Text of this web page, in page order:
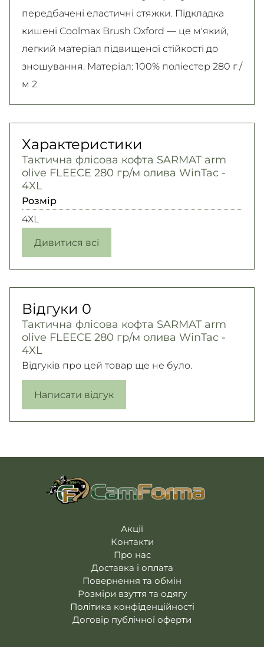
передбачені еластичні стяжки. Підкладка
кишені Coolmax Brush Oxford — це м'який,
легкий матеріал підвищеної стійкості до
зношування. Матеріал: 100% поліестер 280 г /
м 2.
Характеристики
Тактична флісова кофта SARMAT arm
olive FLEECE 280 гр/м олива WinTac -
4XL
Розмір
4XL
Дивитися всі
Відгуки 0
Тактична флісова кофта SARMAT arm
olive FLEECE 280 гр/м олива WinTac -
4XL
Відгуків про цей товар ще не було.
Написати відгук
Акції
Контакти
Про нас
Доставка і оплата
Повернення та обмін
Розміри взуття та одягу
Політика конфіденційності
Договір публічної оферти